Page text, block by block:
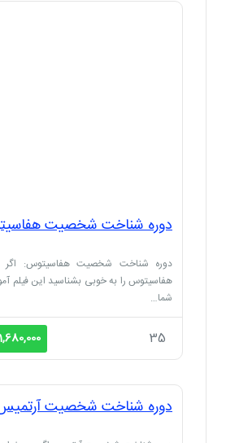
دوره شناخت شخصیت
دوره شناخت شخصیت هفاسیتوس: اگر
هفاسیتوس را به خوبی بشناسید این فیلم
شما…
35
قیمت
اصلی
بود.
1,680,000
دوره شناخت شخصیت